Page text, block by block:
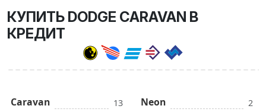
КУПИТЬ DODGE CARAVAN В
КРЕДИТ
Caravan 13 Neon 2